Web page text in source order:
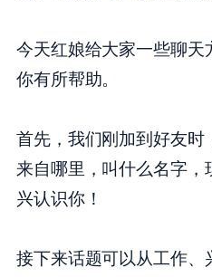
今天红娘给大家一些聊天
你有所帮助。
首先，我们刚加到好友时
来自哪里，叫什么名字，
兴认识你！
接下来话题可以从工作、